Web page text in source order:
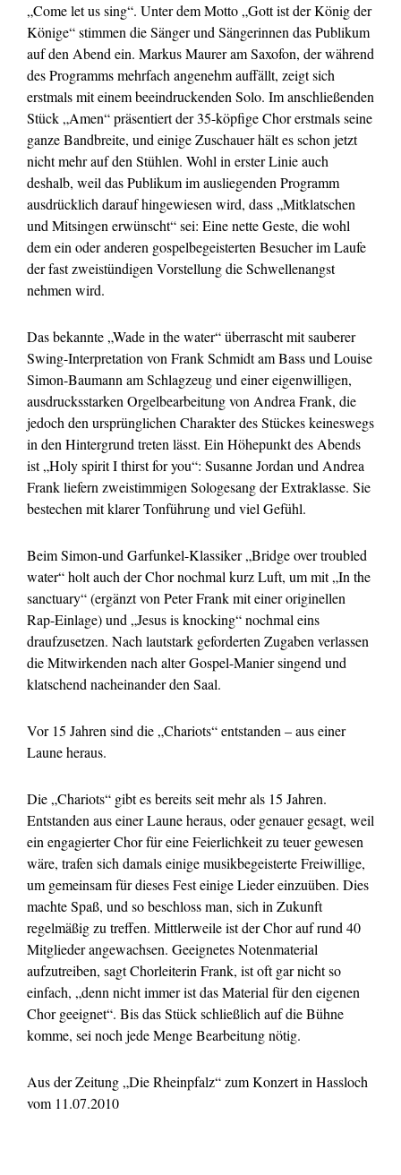
„Come let us sing“. Unter dem Motto „Gott ist der König der
Könige“ stimmen die Sänger und Sängerinnen das Publikum
auf den Abend ein. Markus Maurer am Saxofon, der während
des Programms mehrfach angenehm auffällt, zeigt sich
erstmals mit einem beeindruckenden Solo. Im anschließenden
Stück „Amen“ präsentiert der 35-köpfige Chor erstmals seine
ganze Bandbreite, und einige Zuschauer hält es schon jetzt
nicht mehr auf den Stühlen. Wohl in erster Linie auch
deshalb, weil das Publikum im ausliegenden Programm
ausdrücklich darauf hingewiesen wird, dass „Mitklatschen
und Mitsingen erwünscht“ sei: Eine nette Geste, die wohl
dem ein oder anderen gospelbegeisterten Besucher im Laufe
der fast zweistündigen Vorstellung die Schwellenangst
nehmen wird.
Das bekannte „Wade in the water“ überrascht mit sauberer
Swing-Interpretation von Frank Schmidt am Bass und Louise
Simon-Baumann am Schlagzeug und einer eigenwilligen,
ausdrucksstarken Orgelbearbeitung von Andrea Frank, die
jedoch den ursprünglichen Charakter des Stückes keineswegs
in den Hintergrund treten lässt. Ein Höhepunkt des Abends
ist „Holy spirit I thirst for you“: Susanne Jordan und Andrea
Frank liefern zweistimmigen Sologesang der Extraklasse. Sie
bestechen mit klarer Tonführung und viel Gefühl.
Beim Simon-und Garfunkel-Klassiker „Bridge over troubled
water“ holt auch der Chor nochmal kurz Luft, um mit „In the
sanctuary“ (ergänzt von Peter Frank mit einer originellen
Rap-Einlage) und „Jesus is knocking“ nochmal eins
draufzusetzen. Nach lautstark geforderten Zugaben verlassen
die Mitwirkenden nach alter Gospel-Manier singend und
klatschend nacheinander den Saal.
Vor 15 Jahren sind die „Chariots“ entstanden –aus einer
Laune heraus.
Die „Chariots“ gibt es bereits seit mehr als 15 Jahren.
Entstanden aus einer Laune heraus, oder genauer gesagt, weil
ein engagierter Chor für eine Feierlichkeit zu teuer gewesen
wäre, trafen sich damals einige musikbegeisterte Freiwillige,
um gemeinsam für dieses Fest einige Lieder einzuüben. Dies
machte Spaß, und so beschloss man, sich in Zukunft
regelmäßig zu treffen. Mittlerweile ist der Chor auf rund 40
Mitglieder angewachsen. Geeignetes Notenmaterial
aufzutreiben, sagt Chorleiterin Frank, ist oft gar nicht so
einfach, „denn nicht immer ist das Material für den eigenen
Chor geeignet“. Bis das Stück schließlich auf die Bühne
komme, sei noch jede Menge Bearbeitung nötig.
Aus der Zeitung „Die Rheinpfalz“ zum Konzert in Hassloch
vom 11.07.2010